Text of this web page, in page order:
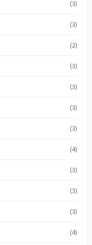
(3)
(3)
(2)
(3)
(3)
(3)
(3)
(4)
(3)
(3)
(3)
(4)